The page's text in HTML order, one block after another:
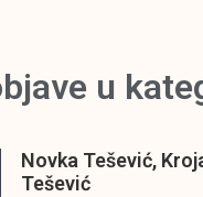
u
Novka Tešević,
Tešević